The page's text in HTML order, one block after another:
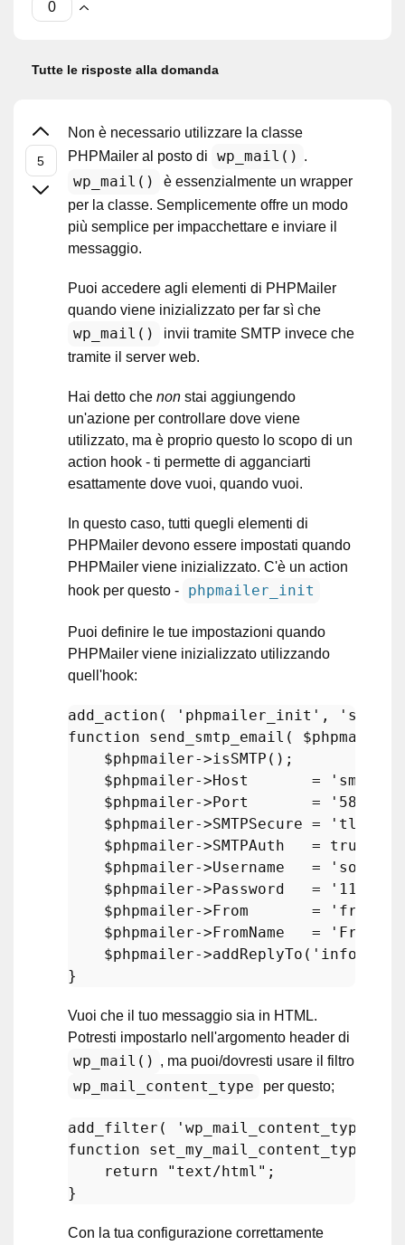
Tutte le risposte alla domanda
Non è necessario utilizzare la classe
PHPMailer al posto di
wp_mail() .
wp_mail()
è essenzialmente un wrapper
per la classe. Semplicemente offre un modo
più semplice per impacchettare e inviare il
messaggio.
Puoi accedere agli elementi di PHPMailer
quando viene inizializzato per far sì che
wp_mail()
invii tramite SMTP invece che
tramite il server web.
Hai detto che non stai aggiungendo
un'azione per controllare dove viene
utilizzato, ma è proprio questo lo scopo di un
action hook - ti permette di agganciarti
esattamente dove vuoi, quando vuoi.
In questo caso, tutti quegli elementi di
PHPMailer devono essere impostati quando
PHPMailer viene inizializzato. C'è un action
hook per questo -
phpmailer_init
Puoi definire le tue impostazioni quando
PHPMailer viene inizializzato utilizzando
quell'hook:
add_action ( 'phpmailer_init' ,
function
send_smtp_email ( $phpmailer
$phpmailer->isSMTP ();
$phpmailer->Host       =
$phpmailer->Port       = '587'
$phpmailer->SMTPSecure = 'tls'
$phpmailer->SMTPAuth   = true
$phpmailer->Username   =
$phpmailer->Password   =
$phpmailer->From       =
$phpmailer->FromName   =
'From
$phpmailer->addReplyTo (
Vuoi che il tuo messaggio sia in HTML.
Potresti impostarlo nell'argomento header di
wp_mail() , ma puoi/dovresti usare il filtro
wp_mail_content_type per questo;
add_filter ( 'wp_mail_content_type'
function
set_my_mail_content_type
return
"text/html" ;
Con la tua configurazione correttamente